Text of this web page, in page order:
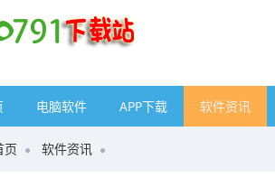
电脑软件 APP下载 软件资讯
页 软件资讯